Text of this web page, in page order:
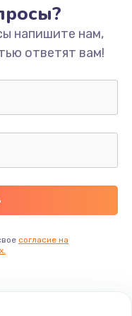
напишите нам,
ответят вам!
согласие на